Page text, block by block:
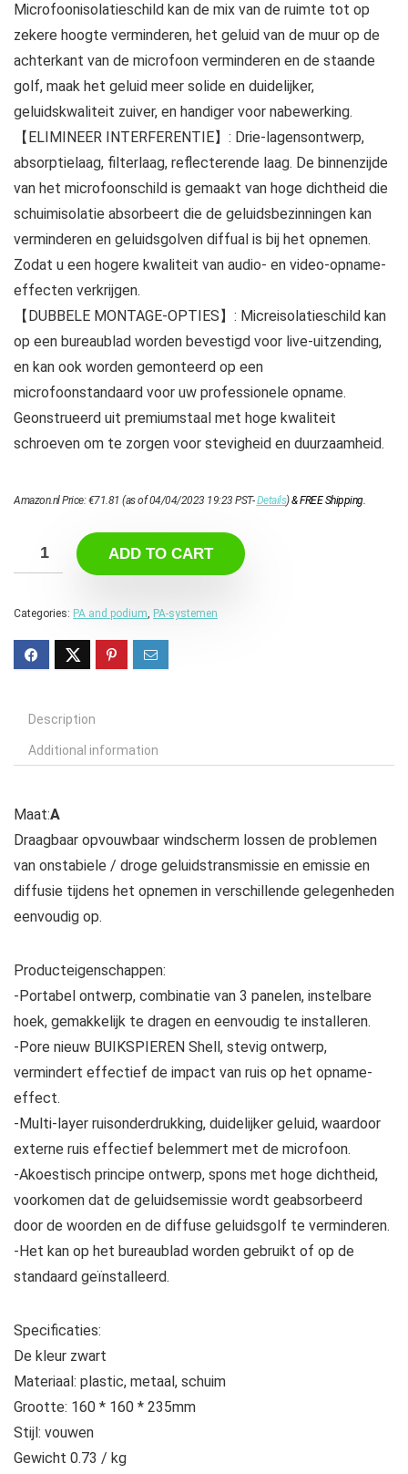
Microfoonisolatieschild kan de mix van de ruimte tot op
zekere hoogte verminderen, het geluid van de muur op de
achterkant van de microfoon verminderen en de staande
golf, maak het geluid meer solide en duidelijker,
geluidskwaliteit zuiver, en handiger voor nabewerking.
【ELIMINEER INTERFERENTIE】: Drie-lagensontwerp,
absorptielaag, filterlaag, reflecterende laag. De binnenzijde
van het microfoonschild is gemaakt van hoge dichtheid die
schuimisolatie absorbeert die de geluidsbezinningen kan
verminderen en geluidsgolven diffual is bij het opnemen.
Zodat u een hogere kwaliteit van audio- en video-opname-
effecten verkrijgen.
【DUBBELE MONTAGE-OPTIES】: Micreisolatieschild kan
op een bureaublad worden bevestigd voor live-uitzending,
en kan ook worden gemonteerd op een
microfoonstandaard voor uw professionele opname.
Geonstrueerd uit premiumstaal met hoge kwaliteit
schroeven om te zorgen voor stevigheid en duurzaamheid.
Amazon.nl Price:€71.81 (as of 04/04/2023 19:23 PST-Details)&FREE Shipping.
ADD TO CART
Categories: PA and podium, PA-systemen
Description
Additional information
Maat:A
Draagbaar opvouwbaar windscherm lossen de problemen
van onstabiele / droge geluidstransmissie en emissie en
diffusie tijdens het opnemen in verschillende gelegenheden
eenvoudig op.
Producteigenschappen:
-Portabel ontwerp, combinatie van 3 panelen, instelbare
hoek, gemakkelijk te dragen en eenvoudig te installeren.
-Pore nieuw BUIKSPIEREN Shell, stevig ontwerp,
vermindert effectief de impact van ruis op het opname-
effect.
-Multi-layer ruisonderdrukking, duidelijker geluid, waardoor
externe ruis effectief belemmert met de microfoon.
-Akoestisch principe ontwerp, spons met hoge dichtheid,
voorkomen dat de geluidsemissie wordt geabsorbeerd
door de woorden en de diffuse geluidsgolf te verminderen.
-Het kan op het bureaublad worden gebruikt of op de
standaard geïnstalleerd.
Specificaties:
De kleur zwart
Materiaal: plastic, metaal, schuim
Grootte: 160 * 160 * 235mm
Stijl: vouwen
Gewicht 0.73 / kg